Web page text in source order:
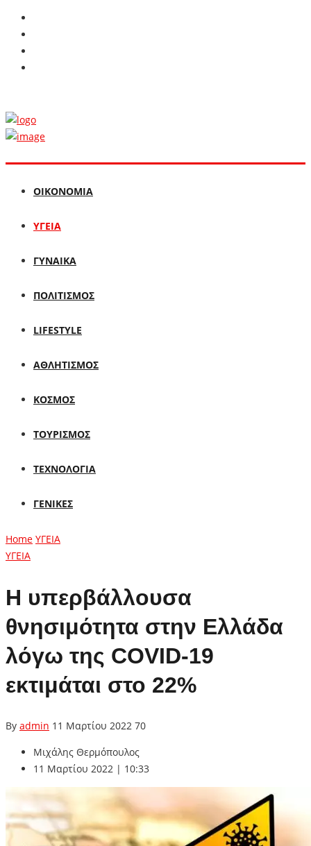
ΟΙΚΟΝΟΜΙΑ
ΥΓΕΙΑ
ΓΥΝΑΙΚΑ
ΠΟΛΙΤΙΣΜΟΣ
LIFESTYLE
ΑΘΛΗΤΙΣΜΟΣ
ΚΟΣΜΟΣ
ΤΟΥΡΙΣΜΟΣ
ΤΕΧΝΟΛΟΓΙΑ
ΓΕΝΙΚΕΣ
Home ΥΓΕΙΑ
ΥΓΕΙΑ
Η υπερβάλλουσα
θνησιμότητα στην Ελλάδα
λόγω της COVID-19
εκτιμάται στο 22%
By admin 11 Μαρτίου 2022 70
Μιχάλης Θερμόπουλος
11 Μαρτίου 2022 | 10:33